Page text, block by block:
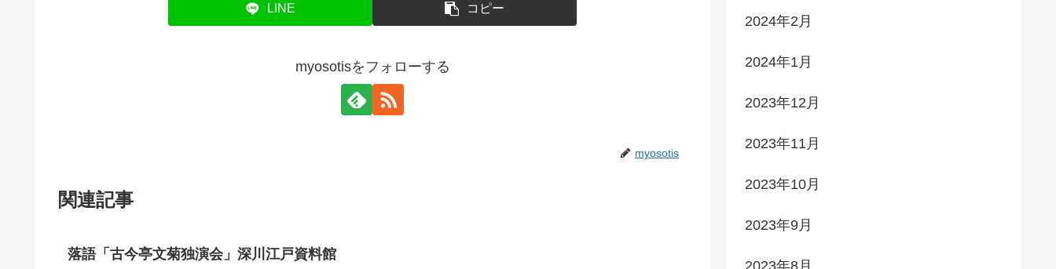
LINE コピー
myosotisをフォローする
myosotis
関連記事
落語「古今亭文菊独演会」深川江戸資料館
2024年2月
2024年1月
2023年12月
2023年11月
2023年10月
2023年9月